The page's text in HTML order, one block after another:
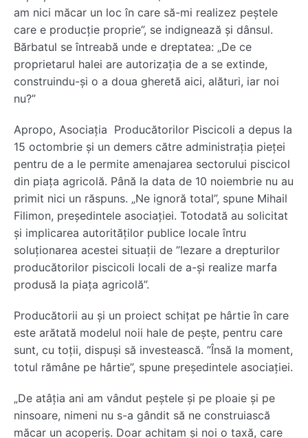
am nici măcar un loc în care să-mi realizez peștele
care e producție proprie”, se indignează și dânsul.
Bărbatul se întreabă unde e dreptatea: „De ce
proprietarul halei are autorizația de a se extinde,
construindu-și o a doua gheretă aici, alături, iar noi
nu?”
Apropo, Asociația Producătorilor Piscicoli a depus la
15 octombrie și un demers către administrația pieței
pentru de a le permite amenajarea sectorului piscicol
din piața agricolă. Până la data de 10 noiembrie nu au
primit nici un răspuns. „Ne ignoră total”, spune Mihail
Filimon, președintele asociației. Totodată au solicitat
și implicarea autorităților publice locale întru
soluționarea acestei situații de ”lezare a drepturilor
producătorilor piscicoli locali de a-și realize marfa
produsă la piața agricolă”.
Producătorii au și un proiect schițat pe hârtie în care
este arătată modelul noii hale de pește, pentru care
sunt, cu toții, dispuși să investească. ”Însă la moment,
totul rămâne pe hârtie”, spune președintele asociației.
„De atâția ani am vândut peștele și pe ploaie și pe
ninsoare, nimeni nu s-a gândit să ne construiască
măcar un acoperiș. Doar achitam și noi o taxă, care